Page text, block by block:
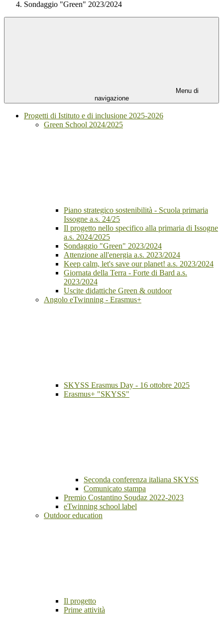
Sondaggio "Green" 2023/2024
Menu di
navigazione
Progetti di Istituto e di inclusione 2025-2026
Green School 2024/2025
Piano strategico sostenibilità - Scuola primaria
Issogne a.s. 24/25
Il progetto nello specifico alla primaria di Issogne
a.s. 2024/2025
Sondaggio "Green" 2023/2024
Attenzione all'energia a.s. 2023/2024
Keep calm, let's save our planet! a.s. 2023/2024
Giornata della Terra - Forte di Bard a.s.
2023/2024
Uscite didattiche Green & outdoor
Angolo eTwinning - Erasmus+
SKYSS Erasmus Day - 16 ottobre 2025
Erasmus+ "SKYSS"
Seconda conferenza italiana SKYSS
Comunicato stampa
Premio Costantino Soudaz 2022-2023
eTwinning school label
Outdoor education
Il progetto
Prime attività